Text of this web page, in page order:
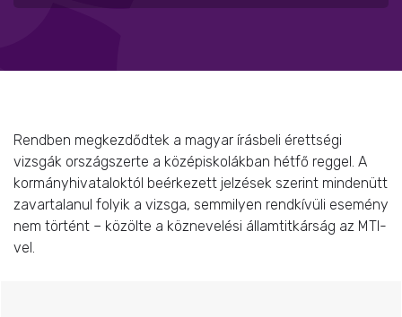
Rendben megkezdődtek a magyar írásbeli érettségi
vizsgák országszerte a középiskolákban hétfő reggel. A
kormányhivataloktól beérkezett jelzések szerint mindenütt
zavartalanul folyik a vizsga, semmilyen rendkívüli esemény
nem történt – közölte a köznevelési államtitkárság az MTI-
vel.